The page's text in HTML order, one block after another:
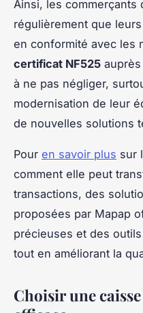
Ainsi, les commerçants
régulièrement que
en conformité avec les
certificat NF525 auprès
à ne pas négliger,
modernisation de leur
de nouvelles solutions
Pour en savoir plus sur
comment elle peut
transactions, des
proposées par Mapap
précieuses et des
tout en améliorant la
Choisir une